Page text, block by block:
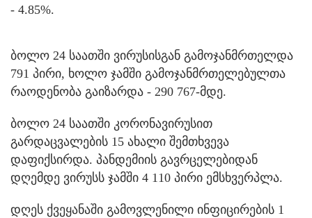
- 4.85%.
ბოლო 24 საათში ვირუსისგან გამოჯანმრთელდა
791 პირი, ხოლო ჯამში გამოჯანმრთელებულთა
რაოდენობა გაიზარდა - 290 767-მდე.
ბოლო 24 საათში კორონავირუსით
გარდაცვალების 15 ახალი შემთხვევა
დაფიქსირდა. პანდემიის გავრცელებიდან
დღემდე ვირუსს ჯამში 4 110 პირი ემსხვერპლა.
დღეს ქვეყანაში გამოვლენილი ინფიცირების 1